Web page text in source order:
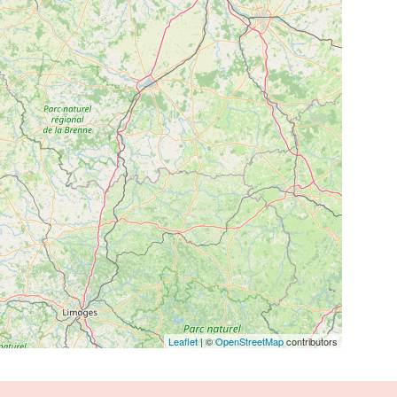
Leaflet| ©OpenStreetMapcontributors